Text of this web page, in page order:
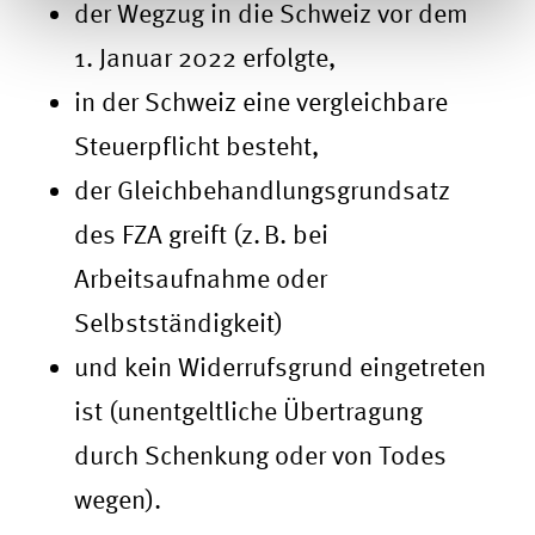
der Wegzug in die Schweiz vor dem
1. Januar 2022 erfolgte,
in der Schweiz eine vergleichbare
Steuerpflicht besteht,
der Gleichbehandlungsgrundsatz
des FZA greift (z. B. bei
Arbeitsaufnahme oder
Selbstständigkeit)
und kein Widerrufsgrund eingetreten
ist (unentgeltliche Übertragung
durch Schenkung oder von Todes
wegen).